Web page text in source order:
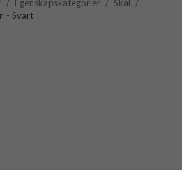
/ Egenskapskategorier / Skal /
- Svart